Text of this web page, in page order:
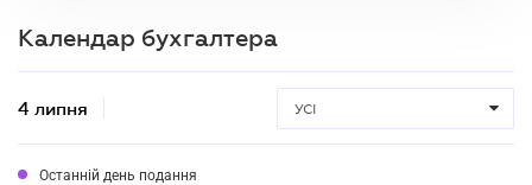
Календар бухгалтера
4 липня УСІ
Останній день подання